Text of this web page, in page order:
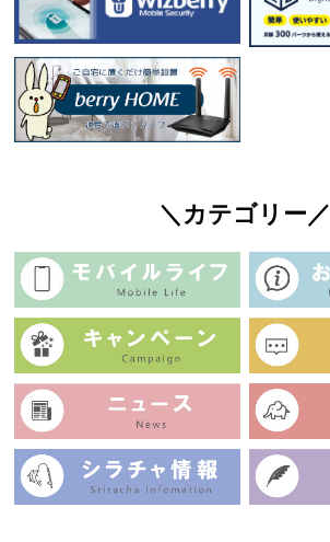
＼カテゴリー／